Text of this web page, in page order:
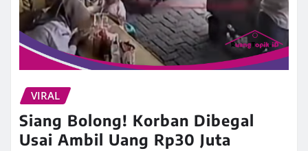
VIRAL
Siang Bolong! Korban Dibegal
Usai Ambil Uang Rp30 Juta